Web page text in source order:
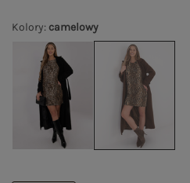
Kolory: camelowy